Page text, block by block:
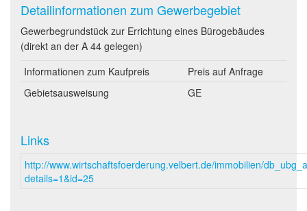
Detailinformationen zum Gewerbegebiet
Gewerbegrundstück zur Errichtung eines Bürogebäudes
(direkt an der A 44 gelegen)
Informationen zum Kaufpreis
Preis auf Anfrage
Gebietsausweisung
GE
Links
http://www.wirtschaftsfoerderung.velbert.de/immobilien/
details=1&id=25